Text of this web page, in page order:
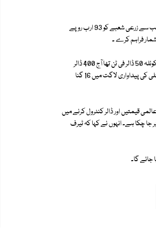
دوران سماعت پاور ڈویژن حکام نے بتایا کہ ری بیسنگ کے بعد پروٹیکٹڈ صارفین کابل کم آئے گا ۔حکومت کی جانب سے زرعی شعبے کو 93 ارب روپے
فراہم کرے ۔
چیئرمین نیپرا کا سماعت کے دوران کہنا تھا کہ عالمی منڈی میں فیول پرائسز بڑھ رہی ہیں۔ 3 سال پہلے درآمدی کوئلہ 50 ڈالر فی ٹن تھا آج 400 ڈالر
ہے۔ فیول لاگت میں 8 گنا اضافہ ہو چکا ہے۔ روپے کے مقابلے میں ڈالر بھی ڈبل ہو چکا ہے۔ انہوں نے کہا کہ بجلی کی پیداواری لاگت میں 16 گنا
قیمتیں اور ڈالر کنٹرول کرنے میں
سے اوپر نہیں جائے گا جب کہ ڈالر اب 222 روپے سے بھی اوپر جا چکا ہے۔ انہوں نے کہا کہ ٹیرف
جائے گا۔